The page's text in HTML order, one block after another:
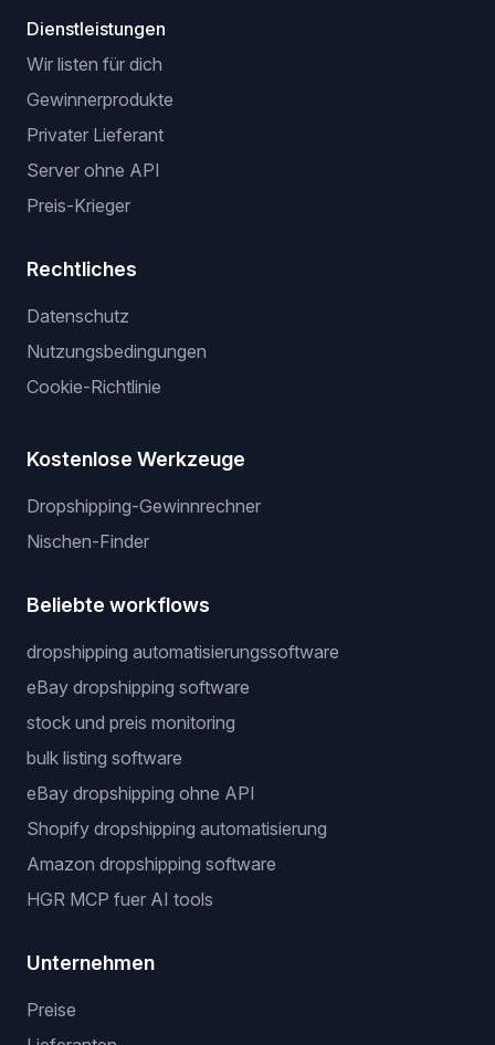
Dienstleistungen
Wir listen für dich
Gewinnerprodukte
Privater Lieferant
Server ohne API
Preis-Krieger
Rechtliches
Datenschutz
Nutzungsbedingungen
Cookie-Richtlinie
Kostenlose Werkzeuge
Dropshipping-Gewinnrechner
Nischen-Finder
Beliebte workflows
dropshipping automatisierungssoftware
eBay dropshipping software
stock und preis monitoring
bulk listing software
eBay dropshipping ohne API
Shopify dropshipping automatisierung
Amazon dropshipping software
HGR MCP fuer AI tools
Unternehmen
Preise